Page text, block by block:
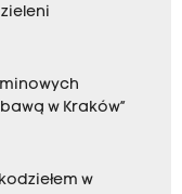
w Kraków”
w